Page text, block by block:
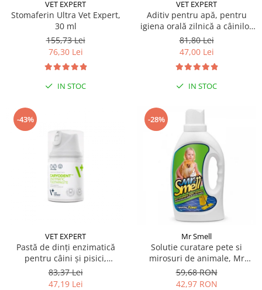
Sampoane si Balsamuri
Servetele Umede
Covorase absorbante
Curatare Ochi
Igiena Catel
Solutii Atractante si repelente
Custi transport - Pisici
Jucarii Pisici
Lese, Hamuri si Zgarzi
Paturi, perne si cosuri pentru pisici
Recompense Delicioase
VET EXPERT
Stomaferin Ultra Vet Expert,
30 ml
155,73 Lei
76,30 Lei
IN STOC
VET EXPERT
Aditiv pentru apă, pentru
igiena orală zilnică a câinilor
și pisicilor Caryodent Proliqua
Vet Expert, 250ml
81,80 Lei
47,00 Lei
IN STOC
-43%
VET EXPERT
Pastă de dinți enzimatică
pentru câini și pisici,
CARYODENT VET EXPERT, gel,
50ml
83,37 Lei
47,19 Lei
-28%
Mr Smell
Solutie curatare pete si
mirosuri de animale, Mr
Smell, Floral, 1000 ml
59,68 RON
42,97 RON